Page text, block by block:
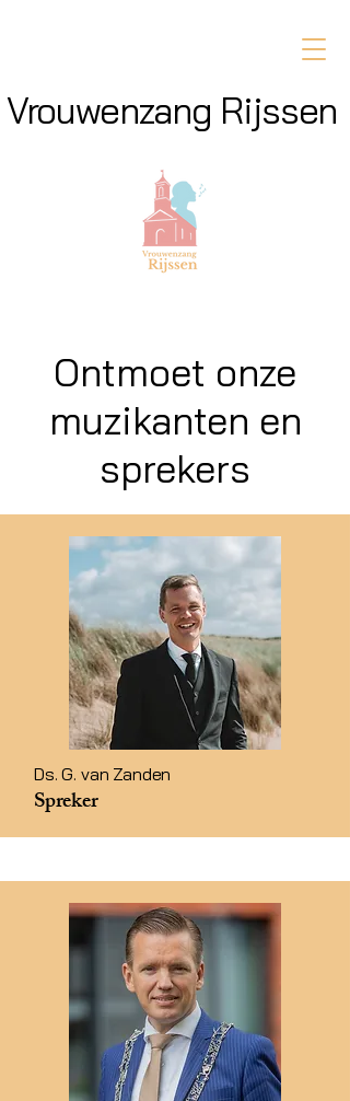
Vrouwenzang Rijssen
Ontmoet onze
muzikanten en
sprekers
Ds. G. van Zanden
Spreker